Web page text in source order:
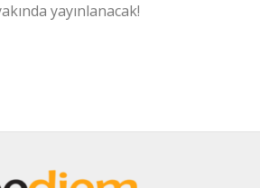
yayınlanacak!